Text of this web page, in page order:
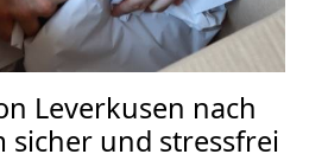
Leverkusen nach
sicher und stressfrei